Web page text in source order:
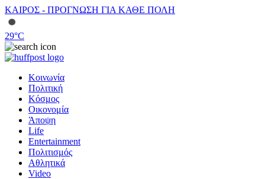
ΚΑΙΡΟΣ - ΠΡΟΓΝΩΣΗ ΓΙΑ ΚΑΘΕ ΠΟΛΗ
29°C
Κοινωνία
Πολιτική
Κόσμος
Οικονομία
Άποψη
Life
Entertainment
Πολιτισμός
Αθλητικά
Video